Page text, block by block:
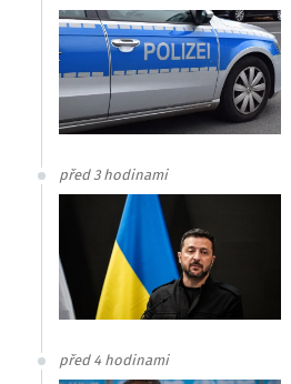
před 3 hodinami
před 4 hodinami